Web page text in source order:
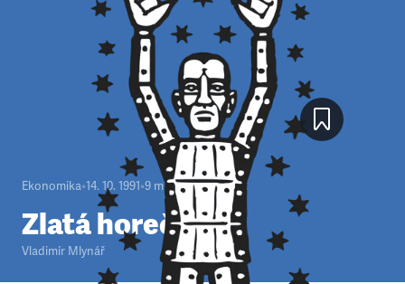
Ekonomika•14. 10. 1991•9 minut
Zlatá horečka
Vladimír Mlynář